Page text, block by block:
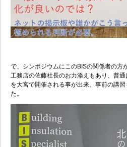
で、シンポジウムにこのBISの関係者の方
工務店の佐藤社長のお力添えもあり、普
を大宮で開催される事が出来、事前の講
た。